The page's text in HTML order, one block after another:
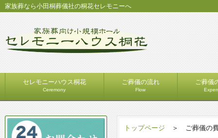
家族葬なら小田桐葬儀社の桐花セレモニーへ
セレモニーハウス桐花
Ceremony
ご葬儀の流れ
Flow
ご葬儀
トップページ ＞ ご葬儀の